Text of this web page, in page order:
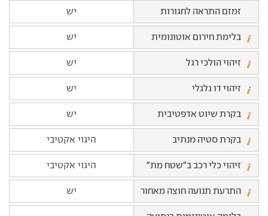
זמזם התראה לחגורות יש
בלימת חירום אוטונומית יש
זיהוי הולכי רגל יש
זיהוי דו גלגלי יש
בקרת שיוט אדפטיבית יש
בקרת סטיה מנתיב היגוי אקטיבי
זיהוי כלי רכב ב"שטח מת" היגוי אקטיבי
התרעת תנועה חוצה מאחור יש